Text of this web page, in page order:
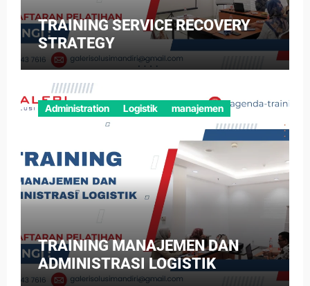
TRAINING SERVICE RECOVERY
STRATEGY
Administration Logistik manajemen
TRAINING MANAJEMEN DAN
ADMINISTRASI LOGISTIK